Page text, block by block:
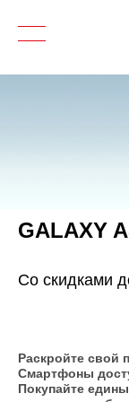
GALAXY
Со скидками
Раскройте свой
Смартфоны
Покупайте